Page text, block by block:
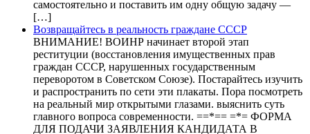
самостоятельно и поставить им одну общую задачу —
[…]
Возвращайтесь в реальность граждане СССР
ВНИМАНИЕ! ВОИНР начинает второй этап
реституции (восстановления имущественных прав
граждан СССР, нарушенных государственным
переворотом в Советском Союзе). Постарайтесь изучить
и распространить по сети эти плакаты. Пора посмотреть
на реальный мир открытыми глазами. выяснить суть
главного вопроса современности. ==*== =*= ФОРМА
ДЛЯ ПОДАЧИ ЗАЯВЛЕНИЯ КАНДИДАТА В